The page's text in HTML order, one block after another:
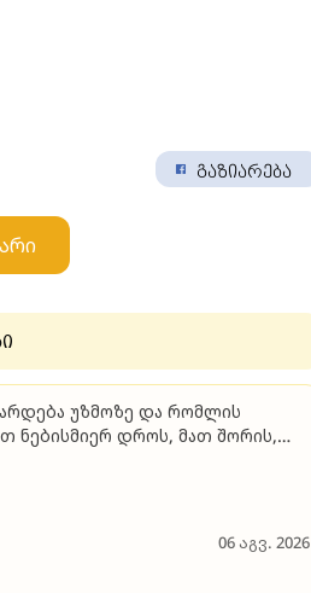
გაზიარება
უზმოზე და რომლის
ნებისმიერ დროს, მათ შორის,
06 აგვ. 2026